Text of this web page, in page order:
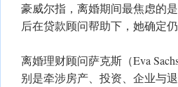
豪威尔指，离婚期间最焦虑的
后在贷款顾问帮助下，她确定
离婚理财顾问萨克斯（Eva
别是牵涉房产、投资、企业与